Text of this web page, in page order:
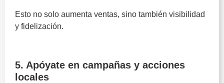
Esto no solo aumenta ventas, sino también visibilidad
y fidelización.
5. Apóyate en campañas y acciones
locales